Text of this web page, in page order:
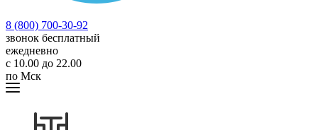
8 (800) 700-30-92
звонок бесплатный
ежедневно
с 10.00 до 22.00
по Мск